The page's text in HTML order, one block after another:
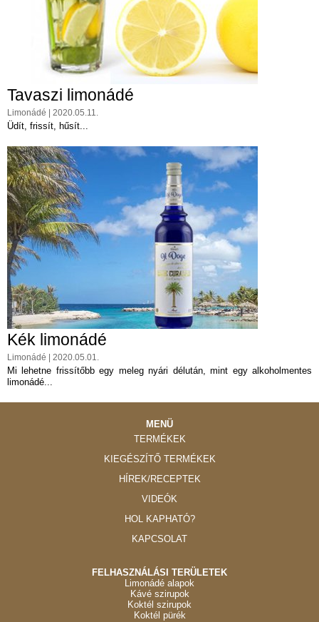
Tavaszi limonádé
Limonádé | 2020.05.11.
Üdít, frissít, hűsít...
Kék limonádé
Limonádé | 2020.05.01.
Mi lehetne frissítőbb egy meleg nyári délután, mint egy alkoholmentes
limonádé...
MENÜ
TERMÉKEK
KIEGÉSZÍTŐ TERMÉKEK
HÍREK/RECEPTEK
VIDEÓK
HOL KAPHATÓ?
KAPCSOLAT
FELHASZNÁLÁSI TERÜLETEK
Limonádé alapok
Kávé szirupok
Koktél szirupok
Koktél pürék